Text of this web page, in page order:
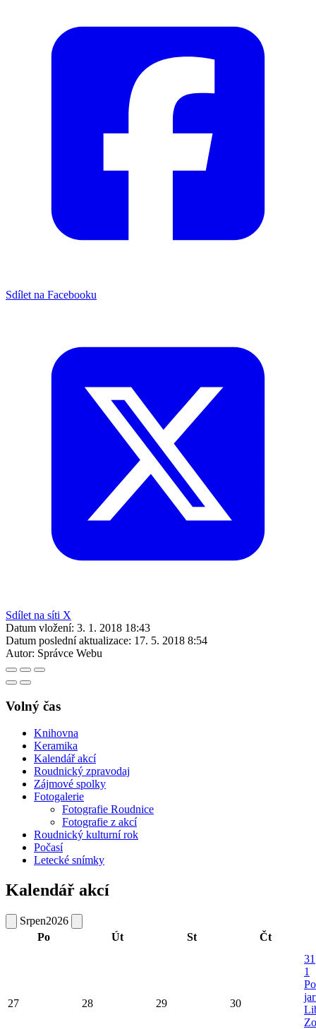
Sdílet na Facebooku
Sdílet na síti X
Datum vložení: 3. 1. 2018 18:43
Datum poslední aktualizace: 17. 5. 2018 8:54
Autor: Správce Webu
Volný čas
Knihovna
Keramika
Kalendář akcí
Roudnický zpravodaj
Zájmové spolky
Fotogalerie
Fotografie Roudnice
Fotografie z akcí
Roudnický kulturní rok
Počasí
Letecké snímky
Kalendář akcí
Srpen2026
Po
Út St Čt
27 28 29 30
31
1